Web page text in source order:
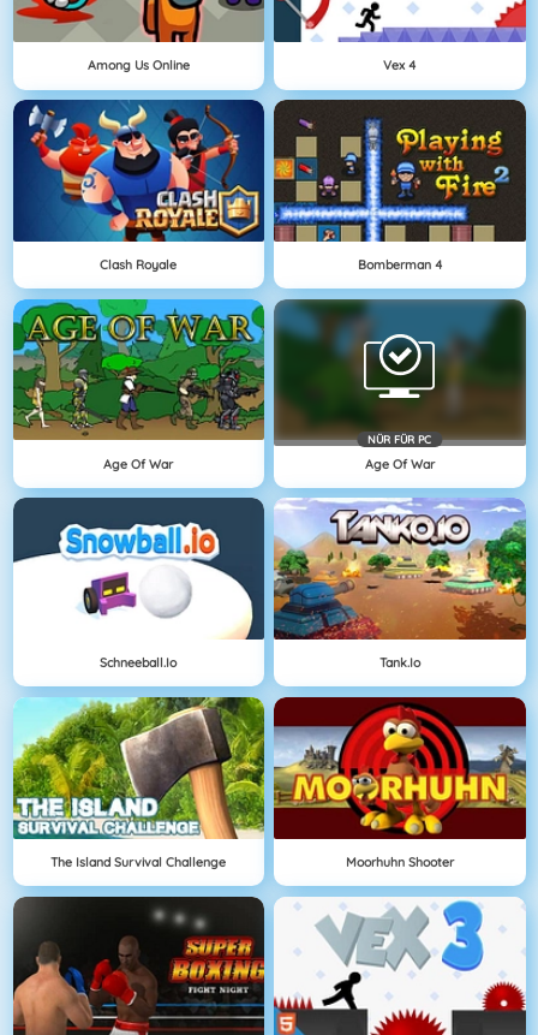
Among Us Online Vex 4
Clash Royale Bomberman 4
Age Of War
NÜR FÜR PC
Age Of War
Schneeball.io Tank.io
The Island Survival Challenge Moorhuhn Shooter